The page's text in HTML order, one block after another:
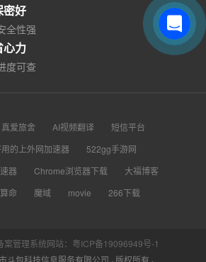
密好
全性强
心力
度可查
真爱旅舍 AI视频翻译
短信平台
的上外网加速器
522gg手游网
器 Chrome浏览器下载
大福博客
命 魔域 movie
266下载
案管理系统网站：粤ICP备19096949号-1